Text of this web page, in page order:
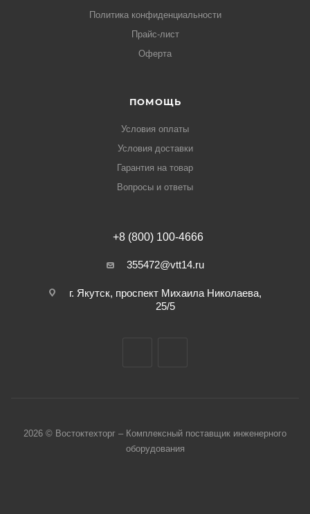
Политика конфиденциальности
Прайс-лист
Оферта
ПОМОЩЬ
Условия оплаты
Условия доставки
Гарантия на товар
Вопросы и ответы
+8 (800) 100-4666
355472@vtt14.ru
г. Якутск, проспект Михаила Николаева,
25/5
2026 © Востоктехторг – Комплексный поставщик инженерного
оборудования